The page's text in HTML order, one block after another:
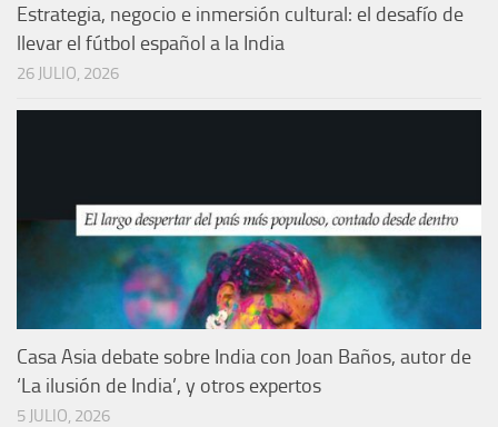
Estrategia, negocio e inmersión cultural: el desafío de
llevar el fútbol español a la India
26 JULIO, 2026
Casa Asia debate sobre India con Joan Baños, autor de
‘La ilusión de India’, y otros expertos
5 JULIO, 2026